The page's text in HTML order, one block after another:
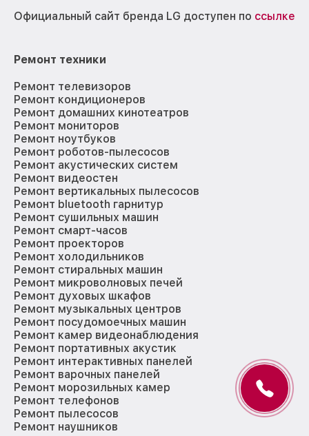
Официальный сайт бренда LG доступен по ссылке
Ремонт техники
Ремонт телевизоров
Ремонт кондиционеров
Ремонт домашних кинотеатров
Ремонт мониторов
Ремонт ноутбуков
Ремонт роботов-пылесосов
Ремонт акустических систем
Ремонт видеостен
Ремонт вертикальных пылесосов
Ремонт bluetooth гарнитур
Ремонт сушильных машин
Ремонт смарт-часов
Ремонт проекторов
Ремонт холодильников
Ремонт стиральных машин
Ремонт микроволновых печей
Ремонт духовых шкафов
Ремонт музыкальных центров
Ремонт посудомоечных машин
Ремонт камер видеонаблюдения
Ремонт портативных акустик
Ремонт интерактивных панелей
Ремонт варочных панелей
Ремонт морозильных камер
Ремонт телефонов
Ремонт пылесосов
Ремонт наушников